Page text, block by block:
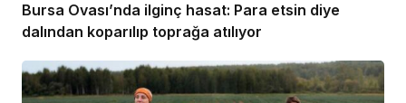
Bursa Ovası’nda ilginç hasat: Para etsin diye
dalından koparılıp toprağa atılıyor